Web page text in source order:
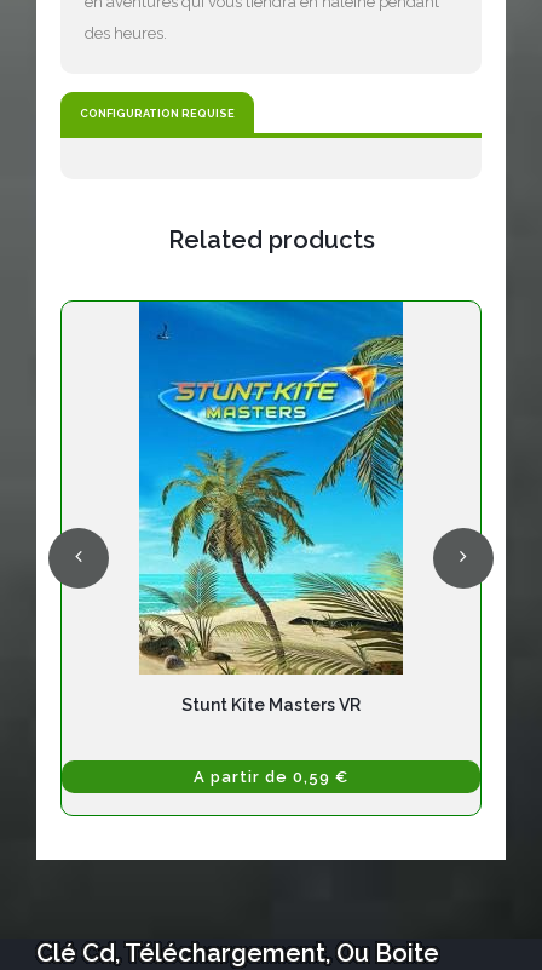
des heures.
CONFIGURATION REQUISE
Related products
Stunt Kite Masters VR
A partir de 0,59 €
Clé Cd, Téléchargement, Ou Boite